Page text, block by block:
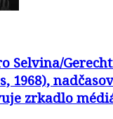
Selvina/
1968),
zrkadlo